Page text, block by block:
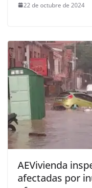
22 de octubre de 2024
AEVivienda
afectadas por